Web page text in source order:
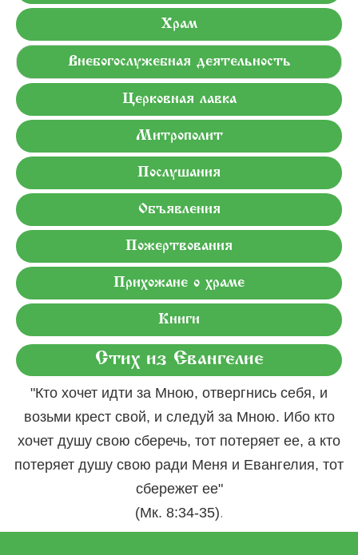
Храм
Внебогослужебная деятельность
Церковная лавка
Митрополит
Послушания
Объявления
Пожертвования
Прихожане о храме
Книги
Стих из Евангелие
"Кто хочет идти за Мною, отвергнись себя, и
возьми крест свой, и следуй за Мною. Ибо кто
хочет душу свою сберечь, тот потеряет ее, а кто
потеряет душу свою ради Меня и Евангелия, тот
сбережет ее"
(Мк. 8:34-35).